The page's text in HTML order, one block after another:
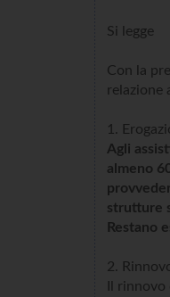
Si legge
Con la
relazione
1.
Agli
almeno
strutture
Restano
2.
Il